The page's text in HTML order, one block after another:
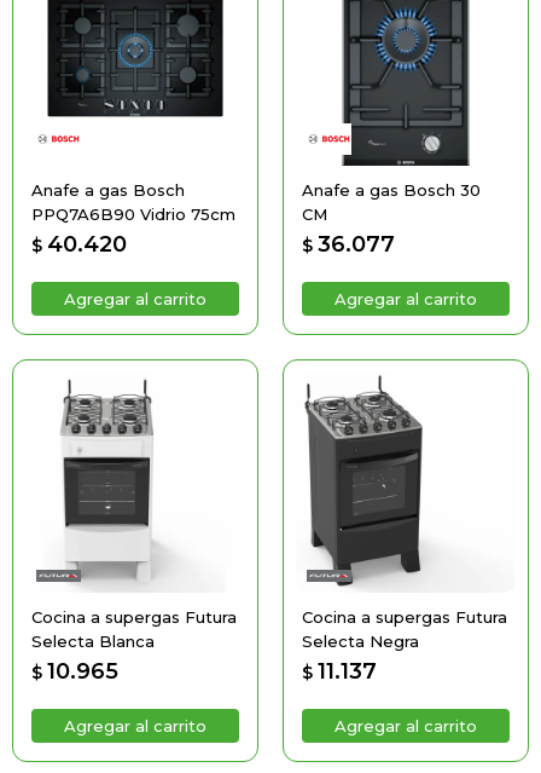
Anafe a gas Bosch
PPQ7A6B90 Vidrio 75cm
$ 40.420
Anafe a gas Bosch 30
CM
$ 36.077
Cocina a supergas Futura
Selecta Blanca
$ 10.965
Cocina a supergas Futura
Selecta Negra
$ 11.137